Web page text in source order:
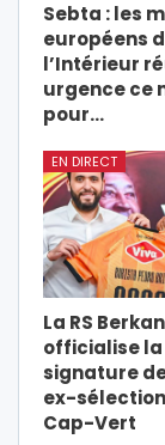
Sebta : les
européens
l’Intérieur
urgence ce
pour…
EN DIRECT
La RS
officialise la
signature
ex-
Cap-Vert